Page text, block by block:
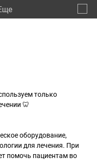
только
🦷
оборудование,
для лечения. При
помочь пациентам во